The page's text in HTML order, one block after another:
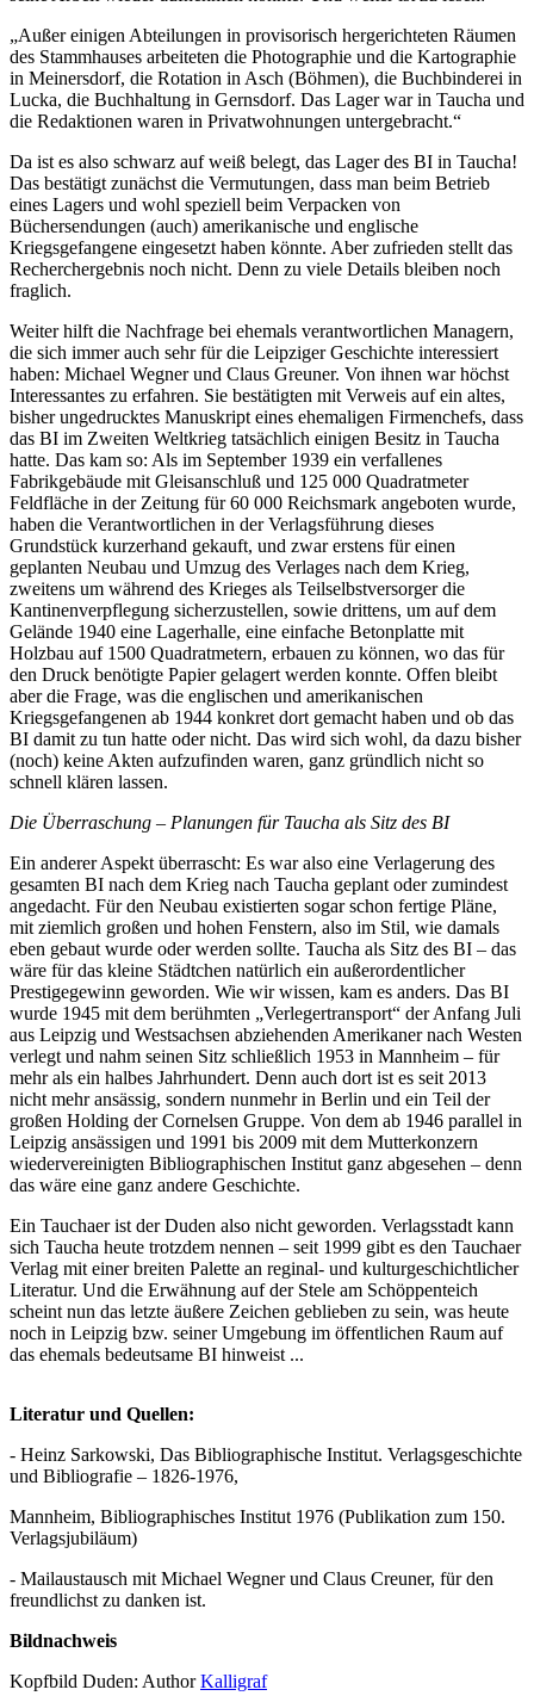
„Außer einigen Abteilungen in provisorisch hergerichteten Räumen
des Stammhauses arbeiteten die Photographie und die Kartographie
in Meinersdorf, die Rotation in Asch (Böhmen), die Buchbinderei in
Lucka, die Buchhaltung in Gernsdorf. Das Lager war in Taucha und
die Redaktionen waren in Privatwohnungen untergebracht.“
Da ist es also schwarz auf weiß belegt, das Lager des BI in Taucha!
Das bestätigt zunächst die Vermutungen, dass man beim Betrieb
eines Lagers und wohl speziell beim Verpacken von
Büchersendungen (auch) amerikanische und englische
Kriegsgefangene eingesetzt haben könnte. Aber zufrieden stellt das
Recherchergebnis noch nicht. Denn zu viele Details bleiben noch
fraglich.
Weiter hilft die Nachfrage bei ehemals verantwortlichen Managern,
die sich immer auch sehr für die Leipziger Geschichte interessiert
haben: Michael Wegner und Claus Greuner. Von ihnen war höchst
Interessantes zu erfahren. Sie bestätigten mit Verweis auf ein altes,
bisher ungedrucktes Manuskript eines ehemaligen Firmenchefs, dass
das BI im Zweiten Weltkrieg tatsächlich einigen Besitz in Taucha
hatte. Das kam so: Als im September 1939 ein verfallenes
Fabrikgebäude mit Gleisanschluß und 125 000 Quadratmeter
Feldfläche in der Zeitung für 60 000 Reichsmark angeboten wurde,
haben die Verantwortlichen in der Verlagsführung dieses
Grundstück kurzerhand gekauft, und zwar erstens für einen
geplanten Neubau und Umzug des Verlages nach dem Krieg,
zweitens um während des Krieges als Teilselbstversorger die
Kantinenverpflegung sicherzustellen, sowie drittens, um auf dem
Gelände 1940 eine Lagerhalle, eine einfache Betonplatte mit
Holzbau auf 1500 Quadratmetern, erbauen zu können, wo das für
den Druck benötigte Papier gelagert werden konnte. Offen bleibt
aber die Frage, was die englischen und amerikanischen
Kriegsgefangenen ab 1944 konkret dort gemacht haben und ob das
BI damit zu tun hatte oder nicht. Das wird sich wohl, da dazu bisher
(noch) keine Akten aufzufinden waren, ganz gründlich nicht so
schnell klären lassen.
Die Überraschung – Planungen für Taucha als Sitz des BI
Ein anderer Aspekt überrascht: Es war also eine Verlagerung des
gesamten BI nach dem Krieg nach Taucha geplant oder zumindest
angedacht. Für den Neubau existierten sogar schon fertige Pläne,
mit ziemlich großen und hohen Fenstern, also im Stil, wie damals
eben gebaut wurde oder werden sollte. Taucha als Sitz des BI – das
wäre für das kleine Städtchen natürlich ein außerordentlicher
Prestigegewinn geworden. Wie wir wissen, kam es anders. Das BI
wurde 1945 mit dem berühmten „Verlegertransport“ der Anfang Juli
aus Leipzig und Westsachsen abziehenden Amerikaner nach Westen
verlegt und nahm seinen Sitz schließlich 1953 in Mannheim – für
mehr als ein halbes Jahrhundert. Denn auch dort ist es seit 2013
nicht mehr ansässig, sondern nunmehr in Berlin und ein Teil der
großen Holding der Cornelsen Gruppe. Von dem ab 1946 parallel in
Leipzig ansässigen und 1991 bis 2009 mit dem Mutterkonzern
wiedervereinigten Bibliographischen Institut ganz abgesehen – denn
das wäre eine ganz andere Geschichte.
Ein Tauchaer ist der Duden also nicht geworden. Verlagsstadt kann
sich Taucha heute trotzdem nennen – seit 1999 gibt es den Tauchaer
Verlag mit einer breiten Palette an reginal- und kulturgeschichtlicher
Literatur. Und die Erwähnung auf der Stele am Schöppenteich
scheint nun das letzte äußere Zeichen geblieben zu sein, was heute
noch in Leipzig bzw. seiner Umgebung im öffentlichen Raum auf
das ehemals bedeutsame BI hinweist ...
Literatur und Quellen:
- Heinz Sarkowski, Das Bibliographische Institut. Verlagsgeschichte
und Bibliografie – 1826-1976,
Mannheim, Bibliographisches Institut 1976 (Publikation zum 150.
Verlagsjubiläum)
- Mailaustausch mit Michael Wegner und Claus Creuner, für den
freundlichst zu danken ist.
Bildnachweis
Kopfbild Duden: AuthorKalligraf